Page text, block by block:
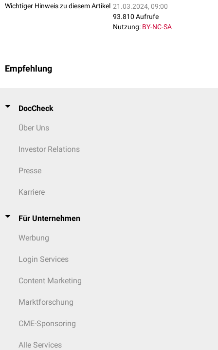
Wichtiger Hinweis zu diesem Artikel 21.03.2024, 09:00
93.810 Aufrufe
Nutzung: BY-NC-SA
Empfehlung
DocCheck
Über Uns
Investor Relations
Presse
Karriere
Für Unternehmen
Werbung
Login Services
Content Marketing
Marktforschung
CME-Sponsoring
Alle Services